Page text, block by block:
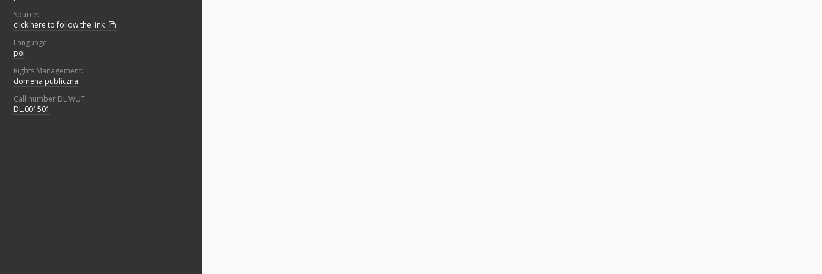
Source:
click here to follow the link
Language:
pol
Rights Management:
domena publiczna
Call number DL WUT:
DL.001501